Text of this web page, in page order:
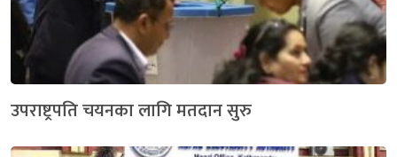
उपराष्ट्रपति चयनका लागि मतदान सुरु